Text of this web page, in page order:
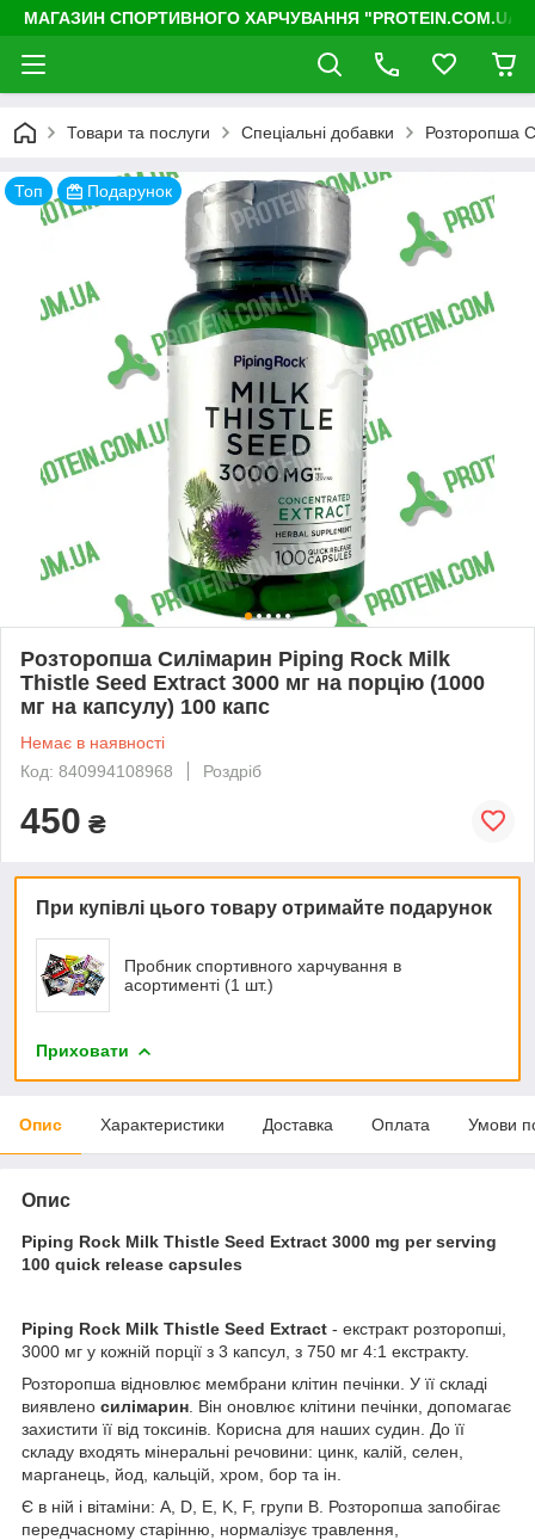
МАГАЗИН СПОРТИВНОГО ХАРЧУВАННЯ "PROTEIN.COM.UA"
Товари та послуги Спеціальні добавки Розторопша
Топ Подарунок
Розторопша Силімарин Piping Rock Milk
Thistle Seed Extract 3000 мг на порцію (1000
мг на капсулу) 100 капс
Немає в наявності
Код: 840994108968
Роздріб
450 ₴
При купівлі цього товару отримайте подарунок
Пробник спортивного харчування в
асортименті (1 шт.)
Приховати
Опис Характеристики Доставка Оплата Умови
Опис
Piping Rock Milk Thistle Seed Extract 3000 mg per serving
100 quick release capsules
Piping Rock Milk Thistle Seed Extract - екстракт розторопші,
3000 мг у кожній порції з 3 капсул, з 750 мг 4:1 екстракту.
Розторопша відновлює мембрани клітин печінки. У її складі
виявлено силімарин . Він оновлює клітини печінки, допомагає
захистити її від токсинів. Корисна для наших судин. До її
складу входять мінеральні речовини: цинк, калій, селен,
марганець, йод, кальцій, хром, бор та ін.
Є в ній і вітаміни: А, D, Е, K, F, групи B. Розторопша запобігає
передчасному старінню, нормалізує травлення,